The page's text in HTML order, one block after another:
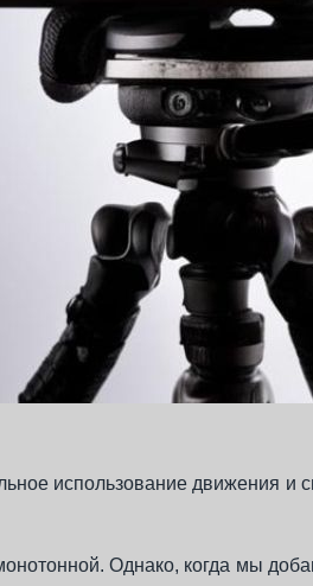
использование движения и
Однако, когда мы